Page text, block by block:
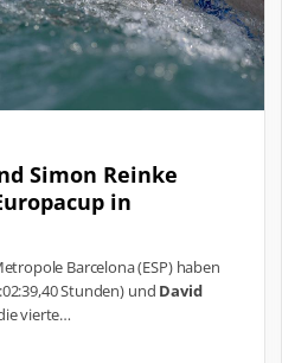
Simon Reinke
in
Barcelona (ESP) haben
Stunden) und David
vierte…